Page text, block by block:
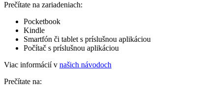
Prečítate na zariadeniach:
Pocketbook
Kindle
Smartfón či tablet s príslušnou aplikáciou
Počítač s príslušnou aplikáciou
Viac informácií v našich návodoch
Prečítate na: